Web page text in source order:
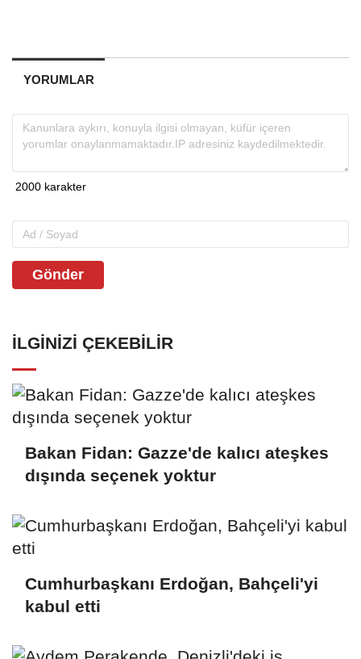
YORUMLAR
Gönder
İLGINIZI ÇEKEBILIR
Bakan Fidan: Gazze'de kalıcı ateşkes
dışında seçenek yoktur
Cumhurbaşkanı Erdoğan, Bahçeli'yi
kabul etti